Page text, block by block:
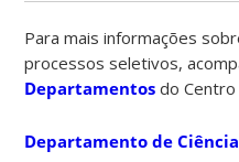
Para mais informações
processos seletivos,
Departamentos do Centro
Departamento de